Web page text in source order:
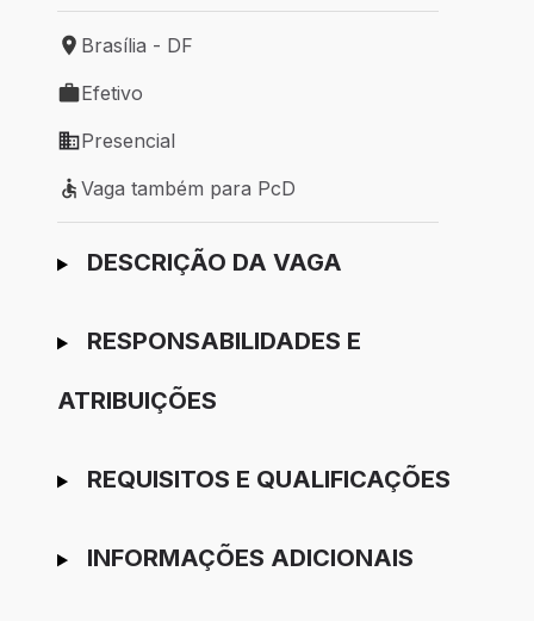
Local de trabalho: Brasília - DF
Brasília - DF
Tipo de vaga: Efetivo
Efetivo
Modelo de trabalho: Presencial
Presencial
Vaga também para PcD
Vaga também para PcD
Ir para candidatura
DESCRIÇÃO DA VAGA
RESPONSABILIDADES E
ATRIBUIÇÕES
REQUISITOS E QUALIFICAÇÕES
INFORMAÇÕES ADICIONAIS